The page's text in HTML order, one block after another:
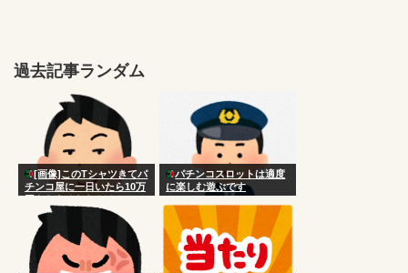
過去記事ランダム
[画像]このTシャツきてパ
チンコ屋に一日いたら10万
円もらえるならやるか？
パチンコスロットは適度
に楽しむ遊ぶです